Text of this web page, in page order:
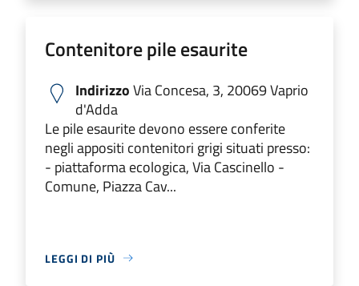
Contenitore pile esaurite
IndirizzoVia Concesa, 3, 20069 Vaprio
d'Adda
Le pile esaurite devono essere conferite
negli appositi contenitori grigi situati presso:
- piattaforma ecologica, Via Cascinello -
Comune, Piazza Cav...
LEGGI DI PIÙ